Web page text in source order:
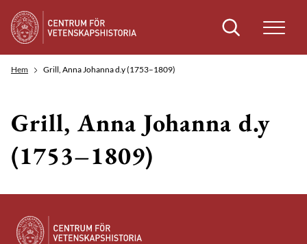
Sök
Hem Grill, Anna Johanna d.y (1753–1809)
Grill, Anna Johanna d.y
(1753–1809)